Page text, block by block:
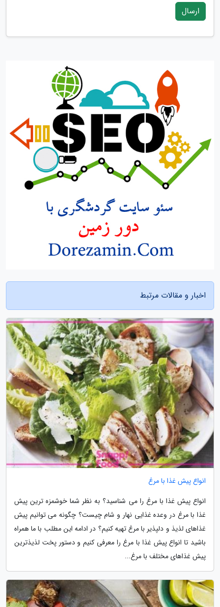
ارسال
اخبار و مقالات مرتبط
انواع پیش غذا با مرغ
انواع پیش غذا با مرغ را می شناسید؟ به نظر شما خوشمزه ترین پیش
غذا با مرغ در وعده غذایی نهار و شام چیست؟ چگونه می توانیم پیش
غذاهای لذیذ و دلپذیر با مرغ تهیه کنیم؟ در ادامه این مطلب با ما همراه
باشید تا انواع پیش غذا با مرغ را معرفی کنیم و دستور پخت لذیذترین
پیش غذاهای مختلف با مرغ...